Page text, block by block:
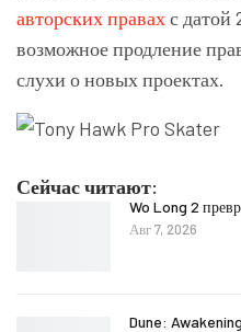
авторских правахс датой
возможное продление
слухи о новых проектах.
Сейчас читают:
Wo Long 2
Авг 7, 2026
Dune: